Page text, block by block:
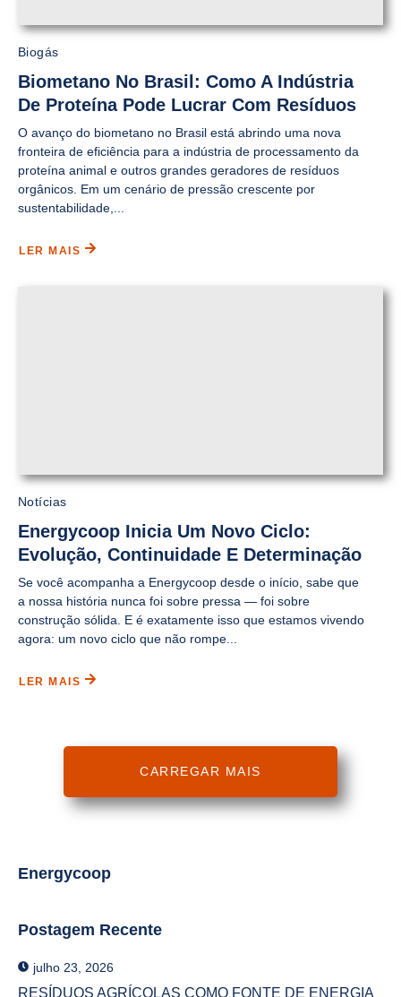
Biogás
Biometano No Brasil: Como A Indústria
De Proteína Pode Lucrar Com Resíduos
O avanço do biometano no Brasil está abrindo uma nova
fronteira de eficiência para a indústria de processamento da
proteína animal e outros grandes geradores de resíduos
orgânicos. Em um cenário de pressão crescente por
sustentabilidade,...
LER MAIS
Notícias
Energycoop Inicia Um Novo Ciclo:
Evolução, Continuidade E Determinação
Se você acompanha a Energycoop desde o início, sabe que
a nossa história nunca foi sobre pressa — foi sobre
construção sólida. E é exatamente isso que estamos vivendo
agora: um novo ciclo que não rompe...
LER MAIS
CARREGAR MAIS
Energycoop
Postagem Recente
julho 23, 2026
RESÍDUOS AGRÍCOLAS COMO FONTE DE ENERGIA